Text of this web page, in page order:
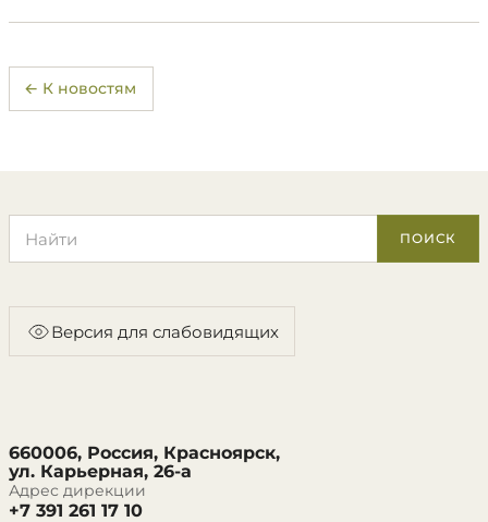
← К новостям
ПОИСК
Версия для слабовидящих
660006, Россия, Красноярск,
ул. Карьерная, 26-а
Адрес дирекции
+7 391 261 17 10